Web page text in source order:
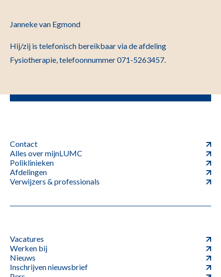
Janneke van Egmond
Hij/zij is telefonisch bereikbaar via de afdeling
Fysiotherapie, telefoonnummer 071-5263457.
Contact
Alles over mijnLUMC
Poliklinieken
Afdelingen
Verwijzers & professionals
Vacatures
Werken bij
Nieuws
Inschrijven nieuwsbrief